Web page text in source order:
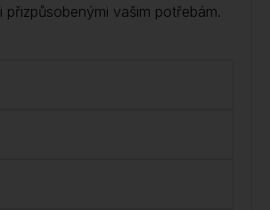
přizpůsobenými vašim potřebám.